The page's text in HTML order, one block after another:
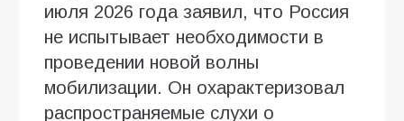
июля 2026 года заявил, что Россия
не испытывает необходимости в
проведении новой волны
мобилизации. Он охарактеризовал
распространяемые слухи о